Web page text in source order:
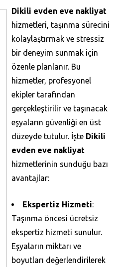
Dikili evden eve nakliyat
hizmetleri, taşınma sürecini
kolaylaştırmak ve stressiz
bir deneyim sunmak için
özenle planlanır. Bu
hizmetler, profesyonel
ekipler tarafından
gerçekleştirilir ve taşınacak
eşyaların güvenliği en üst
düzeyde tutulur. İşte Dikili
evden eve nakliyat
hizmetlerinin sunduğu bazı
avantajlar:
Ekspertiz Hizmeti:
Taşınma öncesi ücretsiz
ekspertiz hizmeti sunulur.
Eşyaların miktarı ve
boyutları değerlendirilerek